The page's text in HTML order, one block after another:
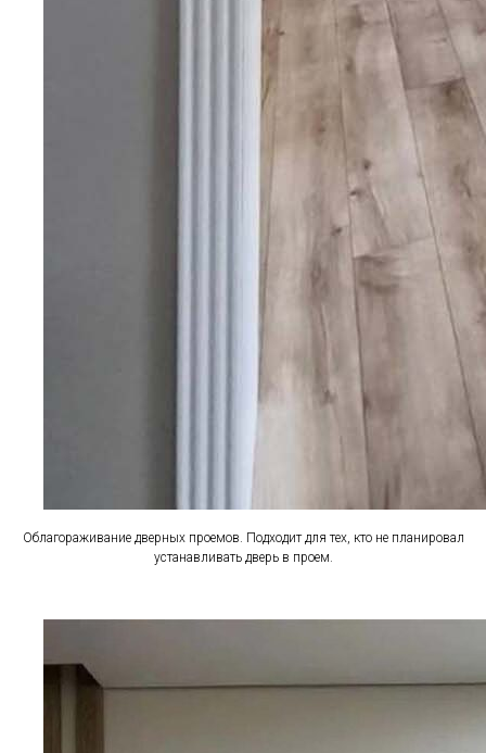
Облагораживание дверных проемов. Подходит для тех, кто не планировал
устанавливать дверь в проем.